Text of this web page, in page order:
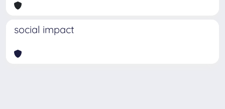
social impact